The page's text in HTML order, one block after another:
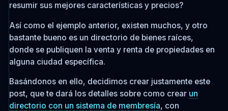
resumir sus mejores características y precios?
Así como el ejemplo anterior, existen muchos, y otro
bastante bueno es un directorio de bienes raíces,
donde se publiquen la venta y renta de propiedades en
alguna ciudad específica.
Basándonos en ello, decidimos crear justamente este
post, que te dará los detalles sobre como crear un
directorio con un sistema de membresía, con